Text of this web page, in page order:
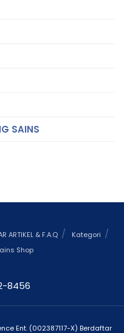
SAINS
ARTIKEL & F.A.Q
Kategori
Shop
8456
Ent. (002387117-X) Berdaftar